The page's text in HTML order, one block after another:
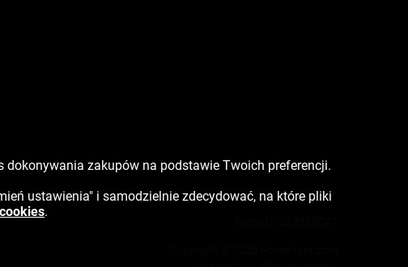
zakupów na podstawie Twoich preferencji.
ustawienia" i samodzielnie zdecydować, na które pliki
.